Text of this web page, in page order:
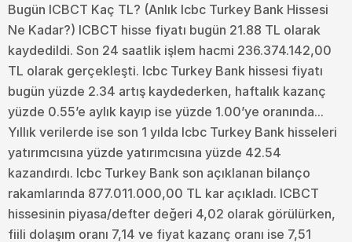
Bugün ICBCT Kaç TL? (Anlık Icbc Turkey Bank Hissesi
Ne Kadar?) ICBCT hisse fiyatı bugün 21.88 TL olarak
kaydedildi. Son 24 saatlik işlem hacmi 236.374.142,00
TL olarak gerçekleşti. Icbc Turkey Bank hissesi fiyatı
bugün yüzde 2.34 artış kaydederken, haftalık kazanç
yüzde 0.55’e aylık kayıp ise yüzde 1.00’ye oranında...
Yıllık verilerde ise son 1 yılda Icbc Turkey Bank hisseleri
yatırımcısına yüzde yatırımcısına yüzde 42.54
kazandırdı. Icbc Turkey Bank son açıklanan bilanço
rakamlarında 877.011.000,00 TL kar açıkladı. ICBCT
hissesinin piyasa/defter değeri 4,02 olarak görülürken,
fiili dolaşım oranı 7,14 ve fiyat kazanç oranı ise 7,51